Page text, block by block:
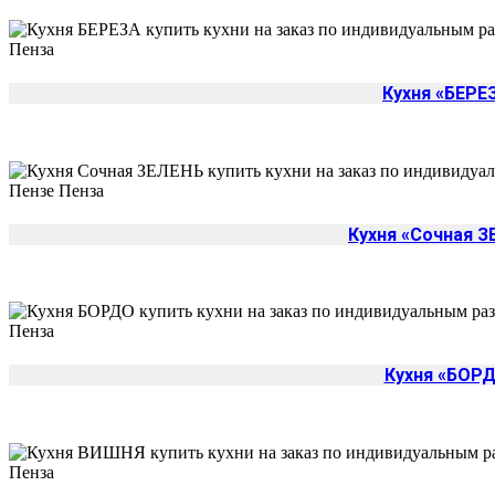
Кухня
Кухня «Сочная
Кухня